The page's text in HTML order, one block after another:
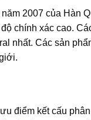
2007 của Hàn
chính xác cao.
nhất. Các sản
điểm kết cấu